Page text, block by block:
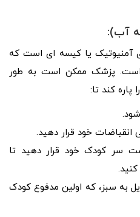
آب):
آمنیوتیک یا کیسه ای است که
پزشک ممکن است به طور
انقباضات خود قرار دهید.
سر کودک خود قرار دهید تا
به سبز، که اولین مدفوع کودک